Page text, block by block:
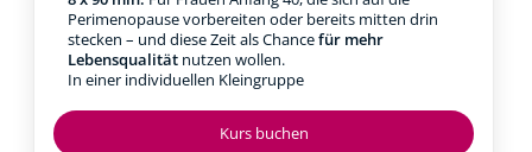
Kurs buchen
Perimenopause vorbereiten oder bereits mitten drin
stecken – und diese Zeit als Chancefür mehr
Lebensqualität nutzen wollen.
In einer individuellen Kleingruppe